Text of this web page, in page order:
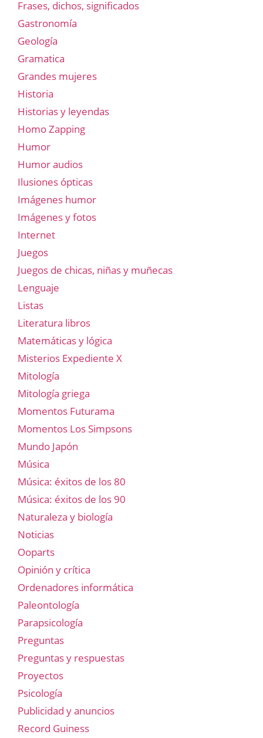
Frases, dichos, significados
Gastronomía
Geología
Gramatica
Grandes mujeres
Historia
Historias y leyendas
Homo Zapping
Humor
Humor audios
Ilusiones ópticas
Imágenes humor
Imágenes y fotos
Internet
Juegos
Juegos de chicas, niñas y muñecas
Lenguaje
Listas
Literatura libros
Matemáticas y lógica
Misterios Expediente X
Mitología
Mitología griega
Momentos Futurama
Momentos Los Simpsons
Mundo Japón
Música
Música: éxitos de los 80
Música: éxitos de los 90
Naturaleza y biología
Noticias
Ooparts
Opinión y crítica
Ordenadores informática
Paleontología
Parapsicología
Preguntas
Preguntas y respuestas
Proyectos
Psicología
Publicidad y anuncios
Record Guiness